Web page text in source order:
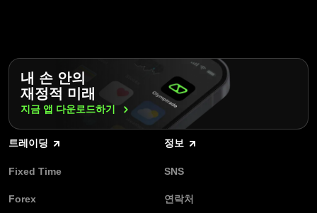
내 손 안의
재정적 미래
지금 앱 다운로드하기
트레이딩
Fixed Time
Forex
정보
SNS
연락처